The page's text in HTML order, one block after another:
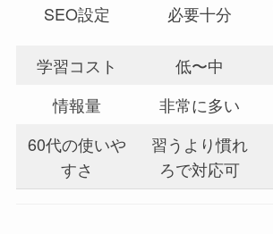
SEO設定 必要十分
学習コスト
低〜中
情報量
非常に多い
60代の使いや
すさ
習うより慣れ
ろで対応可